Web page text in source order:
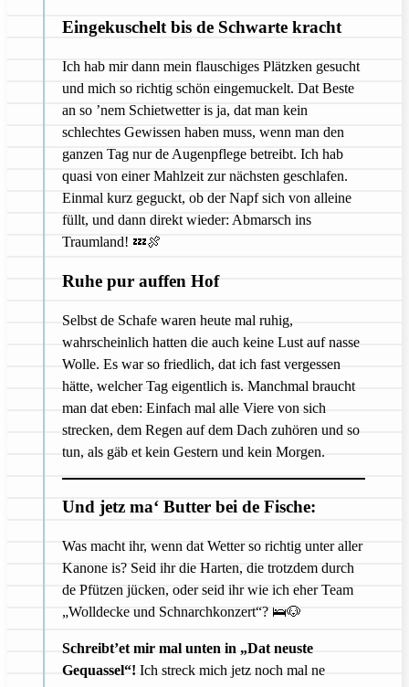
Eingekuschelt bis de Schwarte kracht
Ich hab mir dann mein flauschiges Plätzken gesucht
und mich so richtig schön eingemuckelt. Dat Beste
an so ’nem Schietwetter is ja, dat man kein
schlechtes Gewissen haben muss, wenn man den
ganzen Tag nur de Augenpflege betreibt. Ich hab
quasi von einer Mahlzeit zur nächsten geschlafen.
Einmal kurz geguckt, ob der Napf sich von alleine
füllt, und dann direkt wieder: Abmarsch ins
Traumland! 💤🍖
Ruhe pur auffen Hof
Selbst de Schafe waren heute mal ruhig,
wahrscheinlich hatten die auch keine Lust auf nasse
Wolle. Es war so friedlich, dat ich fast vergessen
hätte, welcher Tag eigentlich is. Manchmal braucht
man dat eben: Einfach mal alle Viere von sich
strecken, dem Regen auf dem Dach zuhören und so
tun, als gäb et kein Gestern und kein Morgen.
Und jetz ma‘ Butter bei de Fische:
Was macht ihr, wenn dat Wetter so richtig unter aller
Kanone is? Seid ihr die Harten, die trotzdem durch
de Pfützen jücken, oder seid ihr wie ich eher Team
„Wolldecke und Schnarchkonzert“? 🛌🐶
Schreibt’et mir mal unten in „Dat neuste
Gequassel“! Ich streck mich jetz noch mal ne